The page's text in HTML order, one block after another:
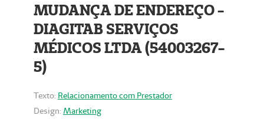
MUDANÇA DE ENDEREÇO -
DIAGITAB SERVIÇOS
MÉDICOS LTDA (54003267-
5)
Texto: Relacionamento com Prestador
Design: Marketing